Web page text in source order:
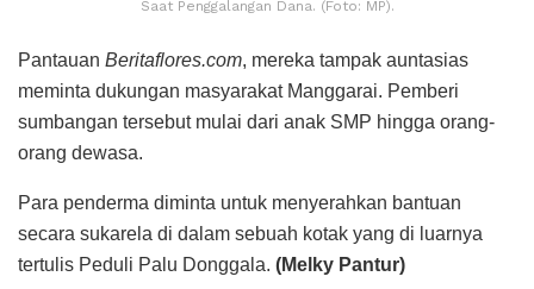
Saat Penggalangan Dana. (Foto: MP).
Pantauan Beritaflores.com, mereka tampak auntasias
meminta dukungan masyarakat Manggarai. Pemberi
sumbangan tersebut mulai dari anak SMP hingga orang-
orang dewasa.
Para penderma diminta untuk menyerahkan bantuan
secara sukarela di dalam sebuah kotak yang di luarnya
tertulis Peduli Palu Donggala. (Melky Pantur)